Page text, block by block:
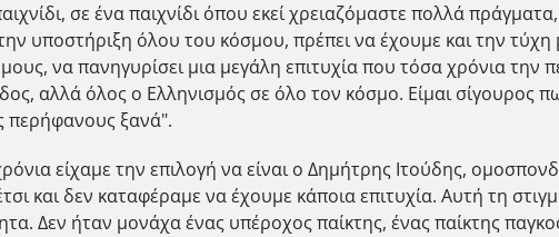
σε ένα παιχνίδι όπου εκεί χρειαζόμαστε πολλά
υποστήριξη όλου του κόσμου, πρέπει να έχουμε και την
να πανηγυρίσει μια μεγάλη επιτυχία που τόσα χρόνια την
αλλά όλος ο Ελληνισμός σε όλο τον κόσμο. Είμαι σίγουρος
περήφανους ξανά".
είχαμε την επιλογή να είναι ο Δημήτρης Ιτούδης,
και δεν καταφέραμε να έχουμε κάποια επιτυχία. Αυτή τη
Δεν ήταν μονάχα ένας υπέροχος παίκτης, ένας παίκτης